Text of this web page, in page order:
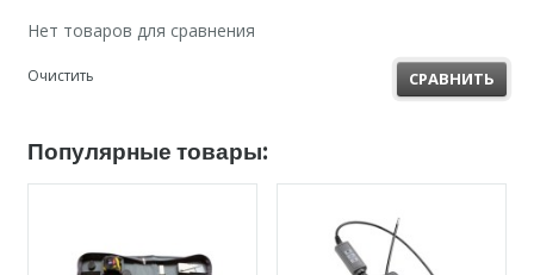
Нет товаров для сравнения
Очистить СРАВНИТЬ
Популярные товары: